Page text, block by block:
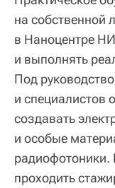
на собственной
в Наноцентре
и выполнять
Под
и специалистов
создавать
и особые
радиофотоники.
проходить